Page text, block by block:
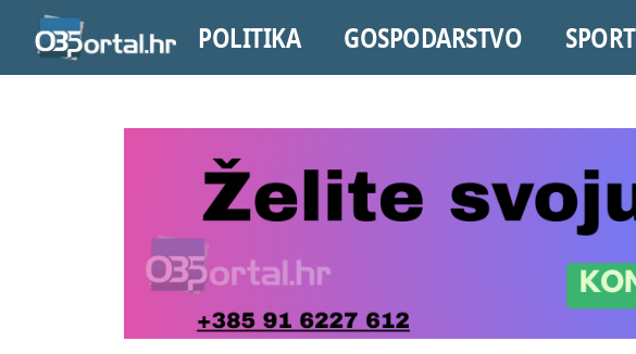
POLITIKA GOSPODARSTVO SPORT